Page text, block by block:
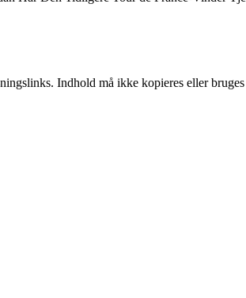
Indhold må ikke kopieres eller